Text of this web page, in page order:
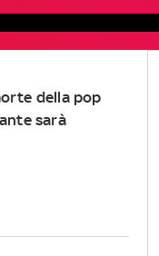
della pop
sarà